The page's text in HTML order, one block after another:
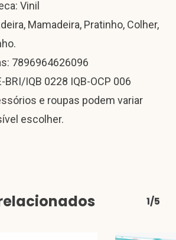
Vinil
Mamadeira, Pratinho, Colher,
7896964626096
BRI/IQB 0228 IQB-OCP 006
e roupas podem variar
escolher.
1/5